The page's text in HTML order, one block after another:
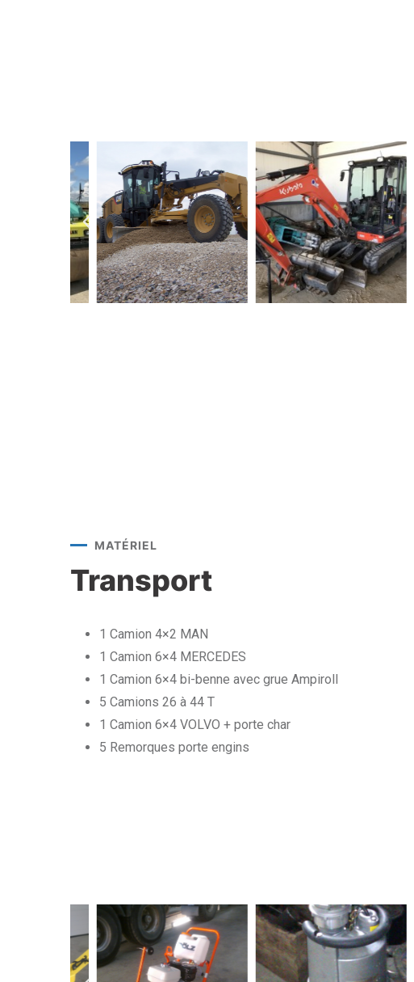
MATÉRIEL
Transport
1 Camion 4×2 MAN
1 Camion 6×4 MERCEDES
1 Camion 6×4 bi-benne avec grue Ampiroll
5 Camions 26 à 44 T
1 Camion 6×4 VOLVO + porte char
5 Remorques porte engins